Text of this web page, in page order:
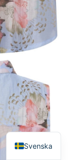
Svenska
English